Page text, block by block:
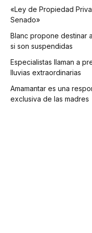
«Ley de Propiedad
Senado»
Blanc propone destinar
si son suspendidas
Especialistas llaman a
lluvias extraordinarias
Amamantar es una
exclusiva de las madres